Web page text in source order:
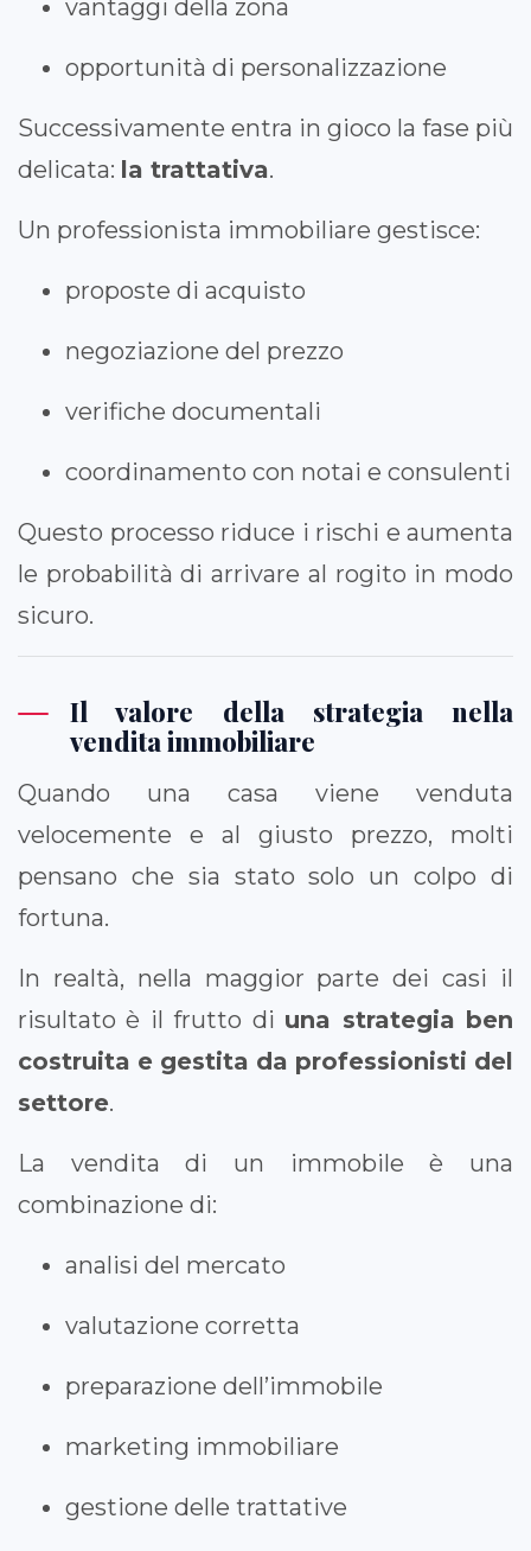
vantaggi della zona
opportunità di personalizzazione
Successivamente entra in gioco la fase più
delicata: la trattativa.
Un professionista immobiliare gestisce:
proposte di acquisto
negoziazione del prezzo
verifiche documentali
coordinamento con notai e consulenti
Questo processo riduce i rischi e aumenta
le probabilità di arrivare al rogito in modo
sicuro.
Il valore della strategia nella
vendita immobiliare
Quando una casa viene venduta
velocemente e al giusto prezzo, molti
pensano che sia stato solo un colpo di
fortuna.
In realtà, nella maggior parte dei casi il
risultato è il frutto di una strategia ben
costruita e gestita da professionisti del
settore.
La vendita di un immobile è una
combinazione di:
analisi del mercato
valutazione corretta
preparazione dell’immobile
marketing immobiliare
gestione delle trattative